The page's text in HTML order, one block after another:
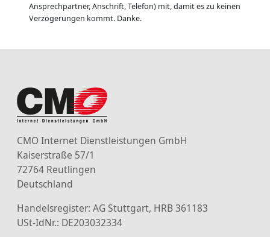
Ansprechpartner, Anschrift, Telefon) mit, damit es zu keinen
Verzögerungen kommt. Danke.
CMO Internet Dienstleistungen GmbH
Kaiserstraße 57/1
72764 Reutlingen
Deutschland
Handelsregister: AG Stuttgart, HRB 361183
USt-IdNr.: DE203032334